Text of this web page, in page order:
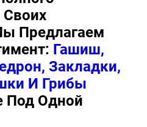
Своих
Предлагаем
Гашиш,
Закладки,
И Грибы
Под Одной